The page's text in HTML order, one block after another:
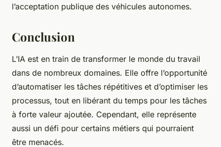
l’acceptation publique des véhicules autonomes.
Conclusion
L’IA est en train de transformer le monde du travail
dans de nombreux domaines. Elle offre l’opportunité
d’automatiser les tâches répétitives et d’optimiser les
processus, tout en libérant du temps pour les tâches
à forte valeur ajoutée. Cependant, elle représente
aussi un défi pour certains métiers qui pourraient
être menacés.